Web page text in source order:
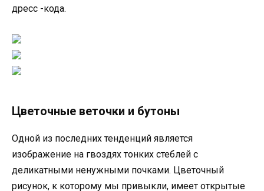
дресс -кода.
Цветочные веточки и бутоны
Одной из последних тенденций является
изображение на гвоздях тонких стеблей с
деликатными ненужными почками. Цветочный
рисунок, к которому мы привыкли, имеет открытые